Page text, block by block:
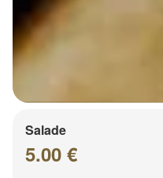
Salade
5.00 €